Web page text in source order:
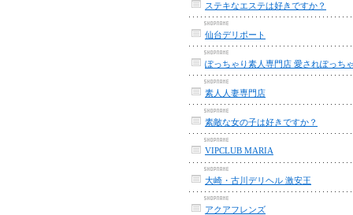
ステキなエステは好きですか？
仙台デリポート
素人人妻専門店
素敵な女の子は好きですか？
VIPCLUB MARIA
大崎・古川デリヘル 激安王
アクアフレンズ